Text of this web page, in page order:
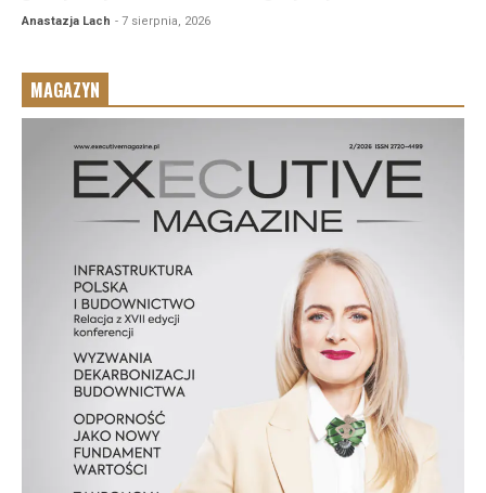
Anastazja Lach - 7 sierpnia, 2026
MAGAZYN